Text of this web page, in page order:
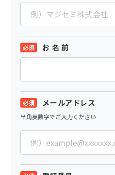
お 名 前
メールアドレス
半角英数字でご入力ください